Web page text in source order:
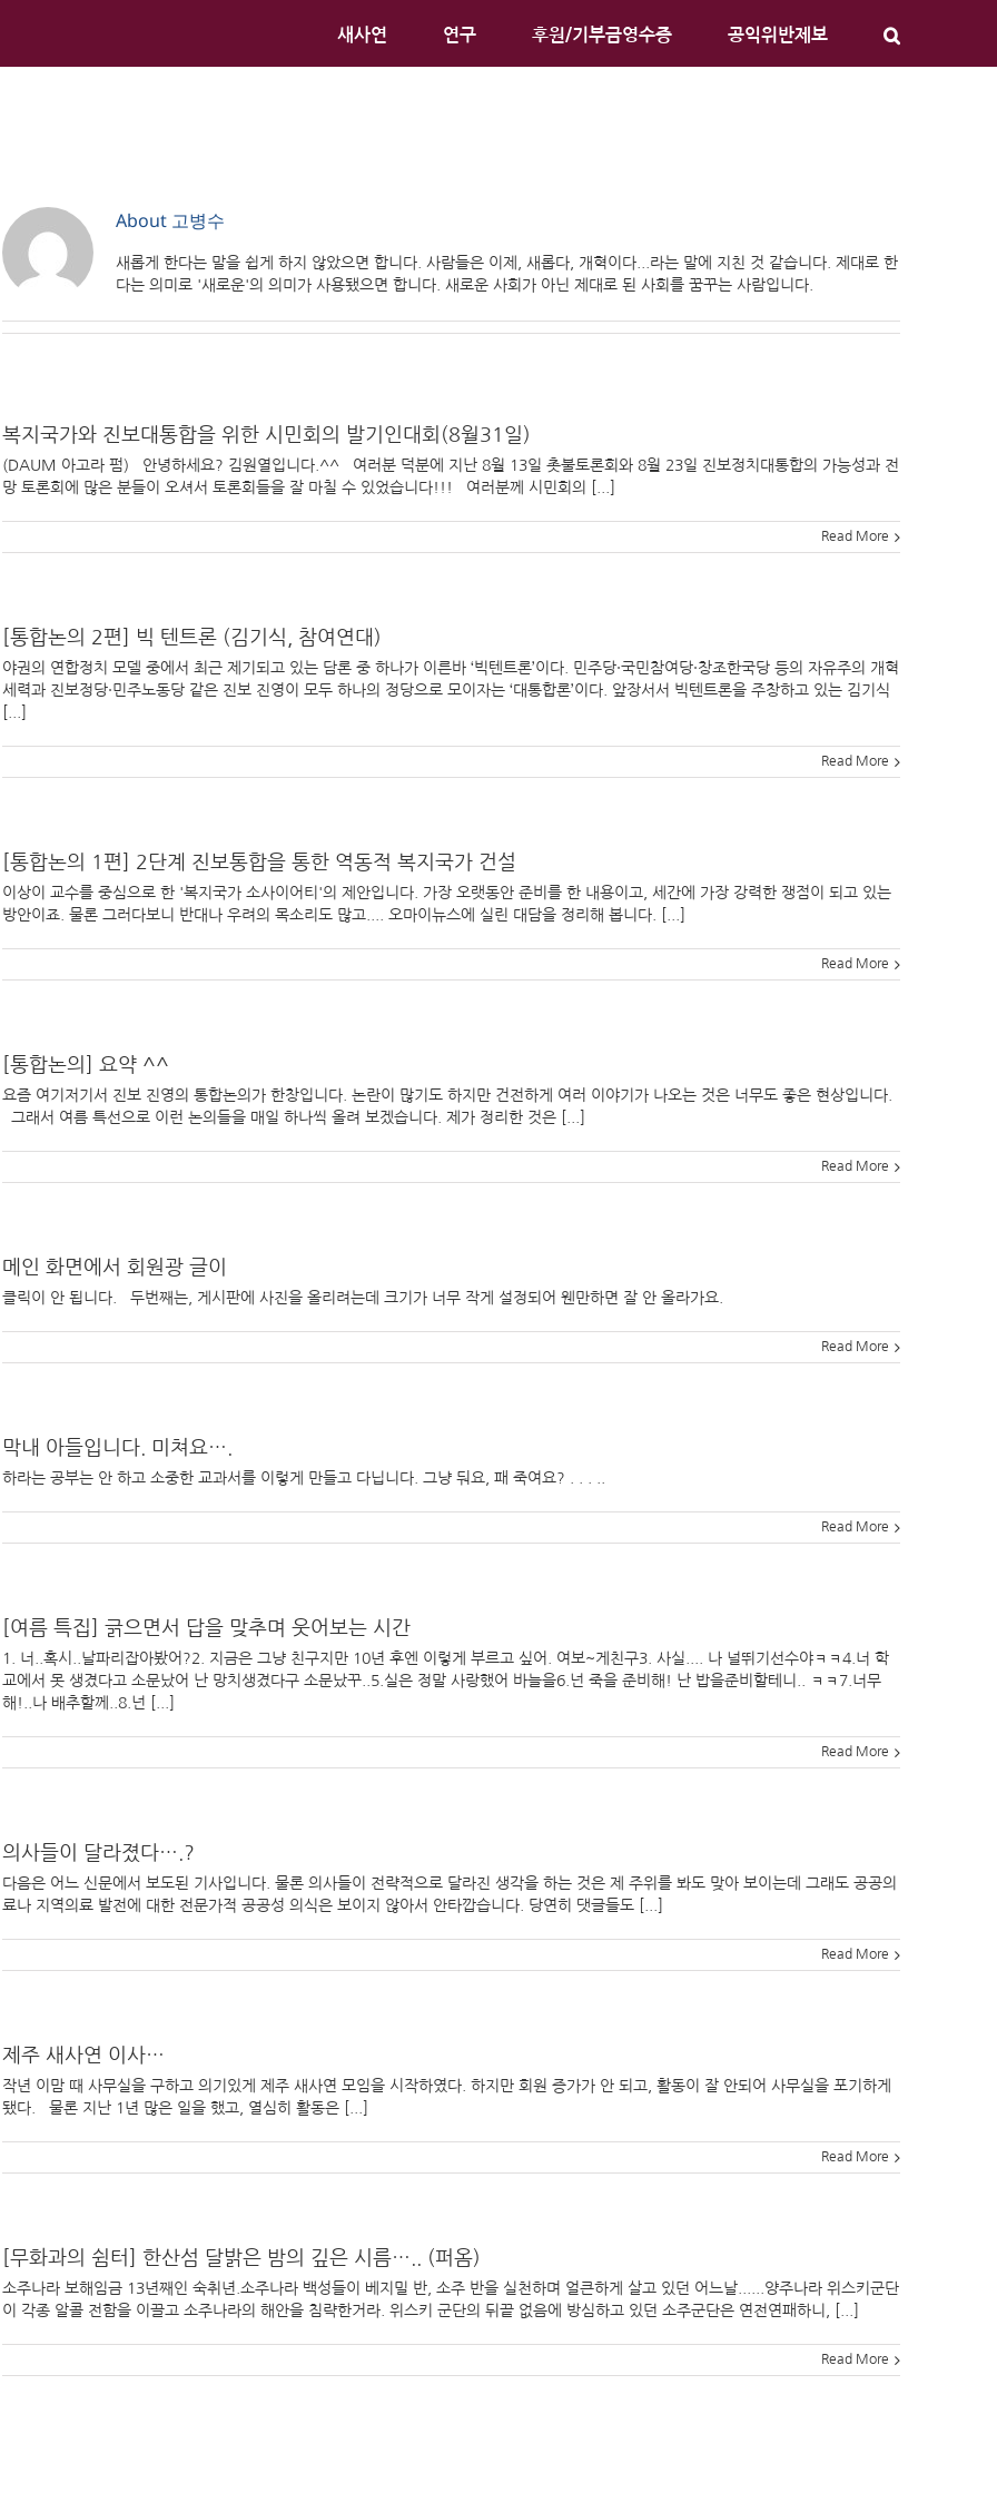
새사연 연구 후원/기부금영수증 공익위반제보
About 고병수
새롭게 한다는 말을 쉽게 하지 않았으면 합니다. 사람들은 이제, 새롭다, 개혁이다...라는 말에 지친 것 같습니다. 제대로 한
다는 의미로 '새로운'의 의미가 사용됐으면 합니다. 새로운 사회가 아닌 제대로 된 사회를 꿈꾸는 사람입니다.
복지국가와 진보대통합을 위한 시민회의 발기인대회(8월31일)
(DAUM 아고라 펌) 안녕하세요? 김원열입니다.^^ 여러분 덕분에 지난 8월 13일 촛불토론회와 8월 23일 진보정치대통합의 가능성과 전
망 토론회에 많은 분들이 오셔서 토론회들을 잘 마칠 수 있었습니다!!! 여러분께 시민회의 [...]
Read More
[통합논의 2편] 빅 텐트론 (김기식, 참여연대)
야권의 연합정치 모델 중에서 최근 제기되고 있는 담론 중 하나가 이른바 ‘빅텐트론’이다. 민주당·국민참여당·창조한국당 등의 자유주의 개혁
세력과 진보정당·민주노동당 같은 진보 진영이 모두 하나의 정당으로 모이자는 ‘대통합론’이다. 앞장서서 빅텐트론을 주창하고 있는 김기식
Read More
[통합논의 1편] 2단계 진보통합을 통한 역동적 복지국가 건설
이상이 교수를 중심으로 한 '복지국가 소사이어티'의 제안입니다. 가장 오랫동안 준비를 한 내용이고, 세간에 가장 강력한 쟁점이 되고 있는
방안이죠. 물론 그러다보니 반대나 우려의 목소리도 많고.... 오마이뉴스에 실린 대담을 정리해 봅니다. [...]
Read More
[통합논의] 요약 ^^
요즘 여기저기서 진보 진영의 통합논의가 한창입니다. 논란이 많기도 하지만 건전하게 여러 이야기가 나오는 것은 너무도 좋은 현상입니다.
그래서 여름 특선으로 이런 논의들을 매일 하나씩 올려 보겠습니다. 제가 정리한 것은 [...]
Read More
메인 화면에서 회원광 글이
클릭이 안 됩니다. 두번째는, 게시판에 사진을 올리려는데 크기가 너무 작게 설정되어 웬만하면 잘 안 올라가요.
Read More
막내 아들입니다. 미쳐요….
하라는 공부는 안 하고 소중한 교과서를 이렇게 만들고 다닙니다. 그냥 둬요, 패 죽여요? . . . ..
Read More
[여름 특집] 긁으면서 답을 맞추며 웃어보는 시간
1. 너..혹시..날파리잡아봤어?2. 지금은 그냥 친구지만 10년 후엔 이렇게 부르고 싶어. 여보~게친구3. 사실.... 나 널뛰기선수야ㅋㅋ4.너 학
교에서 못 생겼다고 소문났어 난 망치생겼다구 소문났꾸..5.실은 정말 사랑했어 바늘을6.넌 죽을 준비해! 난 밥을준비할테니.. ㅋㅋ7.너무
해!..나 배추할께..8.넌 [...]
Read More
의사들이 달라졌다….?
다음은 어느 신문에서 보도된 기사입니다. 물론 의사들이 전략적으로 달라진 생각을 하는 것은 제 주위를 봐도 맞아 보이는데 그래도 공공의
료나 지역의료 발전에 대한 전문가적 공공성 의식은 보이지 않아서 안타깝습니다. 당연히 댓글들도 [...]
Read More
제주 새사연 이사…
작년 이맘 때 사무실을 구하고 의기있게 제주 새사연 모임을 시작하였다. 하지만 회원 증가가 안 되고, 활동이 잘 안되어 사무실을 포기하게
됐다. 물론 지난 1년 많은 일을 했고, 열심히 활동은 [...]
Read More
[무화과의 쉼터] 한산섬 달밝은 밤의 깊은 시름….. (퍼옴)
소주나라 보해임금 13년째인 숙취년.소주나라 백성들이 베지밀 반, 소주 반을 실천하며 얼큰하게 살고 있던 어느날......양주나라 위스키군단
이 각종 알콜 전함을 이끌고 소주나라의 해안을 침략한거라. 위스키 군단의 뒤끝 없음에 방심하고 있던 소주군단은 연전연패하니, [...]
Read More